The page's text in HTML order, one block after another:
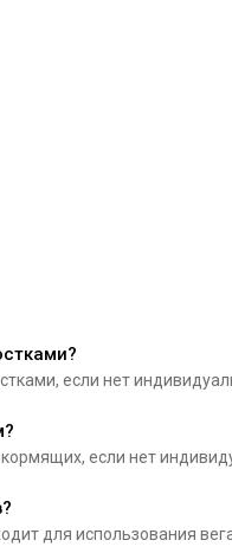
если нет
если нет
для использования